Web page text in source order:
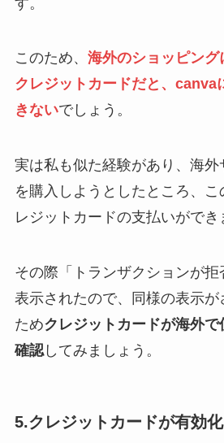
このため、 海外のショッピン
クレジットカードだと、canva
きないでしょう。
実は私も似た経験があり、海外
を購入しようとしたところ、こ
レジットカードの支払いができ
その際「トランザクションが拒
表示されたので、同様の表示
ためクレジットカードが海外
確認してみましょう。
5.クレジットカードが有効